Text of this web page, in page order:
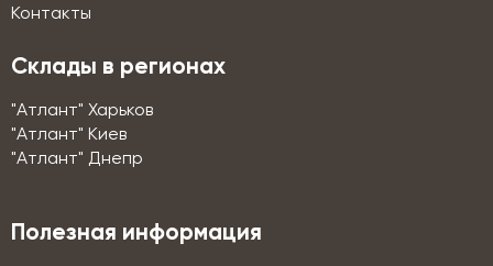
Контакты
Склады в регионах
"Атлант" Харьков
"Атлант" Киев
"Атлант" Днепр
Полезная информация